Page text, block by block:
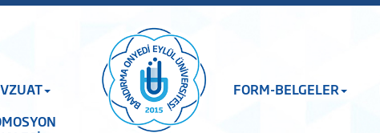
FORM-BELGELER